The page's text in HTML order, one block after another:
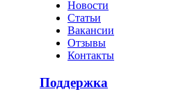
Новости
Статьи
Вакансии
Отзывы
Контакты
Поддержка